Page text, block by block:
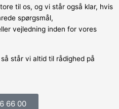
til os, og vi står også klar, hvis
spørgsmål,
vejledning inden for vores
står vi altid til rådighed på
66 00